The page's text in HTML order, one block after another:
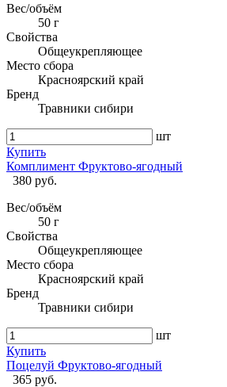
Вес/объём
50 г
Свойства
Общеукрепляющее
Место сбора
Красноярский край
Бренд
Травники сибири
шт
Купить
Комплимент Фруктово-ягодный
380 руб.
Вес/объём
50 г
Свойства
Общеукрепляющее
Место сбора
Красноярский край
Бренд
Травники сибири
шт
Купить
Поцелуй Фруктово-ягодный
365 руб.